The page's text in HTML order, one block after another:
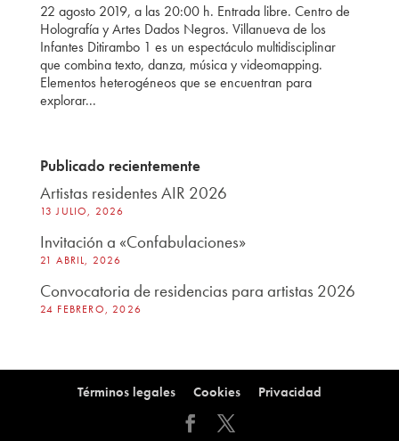
22 agosto 2019, a las 20:00 h. Entrada libre. Centro de
Holografía y Artes Dados Negros. Villanueva de los
Infantes Ditirambo 1 es un espectáculo multidisciplinar
que combina texto, danza, música y videomapping.
Elementos heterogéneos que se encuentran para
explorar...
Publicado recientemente
Artistas residentes AIR 2026
13 JULIO, 2026
Invitación a «Confabulaciones»
21 ABRIL, 2026
Convocatoria de residencias para artistas 2026
24 FEBRERO, 2026
Términos legales Cookies Privacidad